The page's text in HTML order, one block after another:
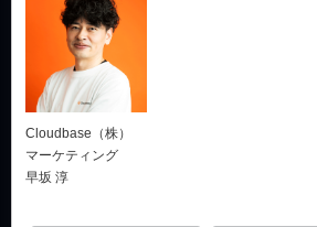
Cloudbase（株）
マーケティング
早坂 淳